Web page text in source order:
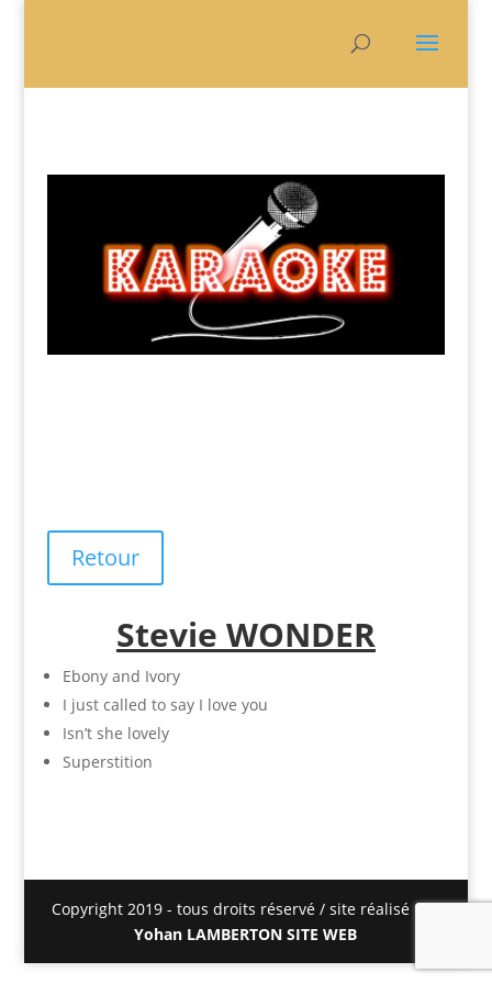
Retour
Stevie WONDER
Ebony and Ivory
I just called to say I love you
Isn’t she lovely
Superstition
Copyright 2019 - tous droits réservé / site réalisé par
Yohan LAMBERTON SITE WEB